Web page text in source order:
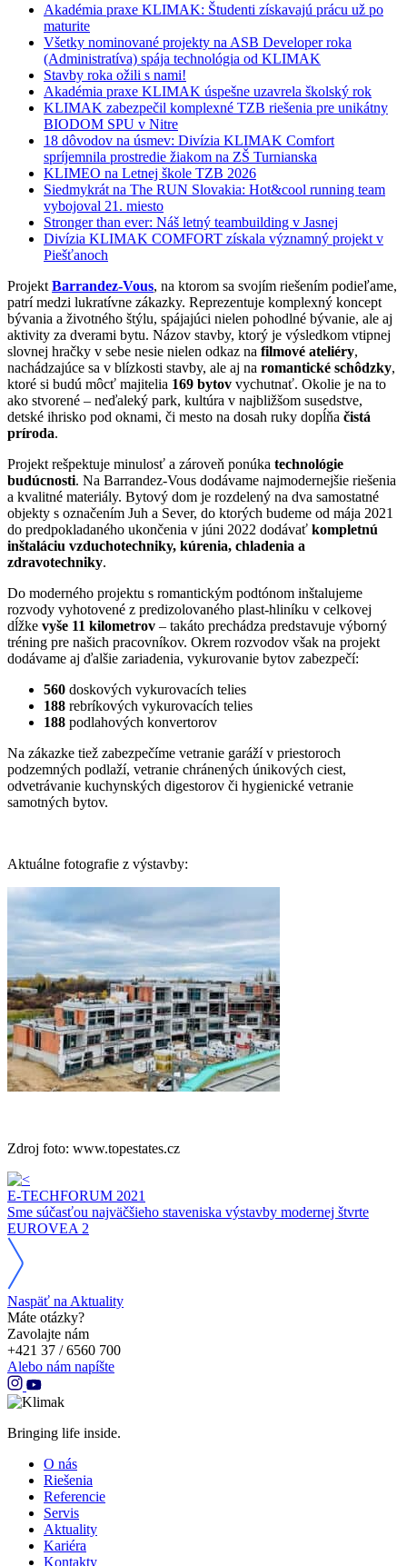
Akadémia praxe KLIMAK: Študenti získavajú prácu už po
maturite
Všetky nominované projekty na ASB Developer roka
(Administratíva) spája technológia od KLIMAK
Stavby roka ožili s nami!
Akadémia praxe KLIMAK úspešne uzavrela školský rok
KLIMAK zabezpečil komplexné TZB riešenia pre unikátny
BIODOM SPU v Nitre
18 dôvodov na úsmev: Divízia KLIMAK Comfort
spríjemnila prostredie žiakom na ZŠ Turnianska
KLIMEO na Letnej škole TZB 2026
Siedmykrát na The RUN Slovakia: Hot&cool running team
vybojoval 21. miesto
Stronger than ever: Náš letný teambuilding v Jasnej
Divízia KLIMAK COMFORT získala významný projekt v
Piešťanoch
Projekt Barrandez-Vous, na ktorom sa svojím riešením podieľame,
patrí medzi lukratívne zákazky. Reprezentuje komplexný koncept
bývania a životného štýlu, spájajúci nielen pohodlné bývanie, ale aj
aktivity za dverami bytu. Názov stavby, ktorý je výsledkom vtipnej
slovnej hračky v sebe nesie nielen odkaz na filmové ateliéry,
nachádzajúce sa v blízkosti stavby, ale aj na romantické schôdzky,
ktoré si budú môcť majitelia 169 bytov vychutnať. Okolie je na to
ako stvorené – neďaleký park, kultúra v najbližšom susedstve,
detské ihrisko pod oknami, či mesto na dosah ruky dopĺňa čistá
príroda.
Projekt rešpektuje minulosť a zároveň ponúka technológie
budúcnosti. Na Barrandez-Vous dodávame najmodernejšie riešenia
a kvalitné materiály. Bytový dom je rozdelený na dva samostatné
objekty s označením Juh a Sever, do ktorých budeme od mája 2021
do predpokladaného ukončenia v júni 2022 dodávať kompletnú
inštaláciu vzduchotechniky, kúrenia, chladenia a
zdravotechniky.
Do moderného projektu s romantickým podtónom inštalujeme
rozvody vyhotovené z predizolovaného plast-hliníku v celkovej
dĺžke vyše 11 kilometrov – takáto prechádza predstavuje výborný
tréning pre našich pracovníkov. Okrem rozvodov však na projekt
dodávame aj ďalšie zariadenia, vykurovanie bytov zabezpečí:
560 doskových vykurovacích telies
188 rebríkových vykurovacích telies
188 podlahových konvertorov
Na zákazke tiež zabezpečíme vetranie garáží v priestoroch
podzemných podlaží, vetranie chránených únikových ciest,
odvetrávanie kuchynských digestorov či hygienické vetranie
samotných bytov.
Aktuálne fotografie z výstavby:
Zdroj foto: www.topestates.cz
E-TECHFORUM 2021
Sme súčasťou najväčšieho staveniska výstavby modernej štvrte
EUROVEA 2
Naspäť na Aktuality
Máte otázky?
Zavolajte nám
+421 37 / 6560 700
Alebo nám napíšte
Bringing life inside.
O nás
Riešenia
Referencie
Servis
Aktuality
Kariéra
Kontakty